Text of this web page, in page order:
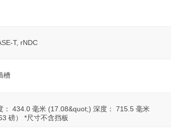
T, rNDC
槽
434.0 毫米 (17.08&quot;) 深度： 715.5 毫米
磅） *尺寸不含挡板